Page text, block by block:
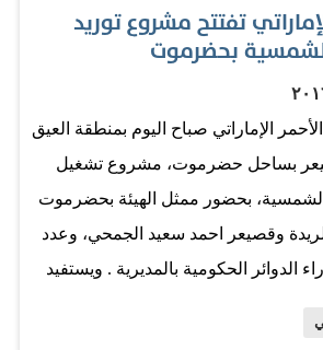
تفتتح مشروع توريد
بحضرموت
الإماراتي صباح اليوم بمنطقة العيق
بساحل حضرموت، مشروع تشغيل
الشمسية، بحضور ممثل الهيئة بحضرموت
وقصيعر احمد سعيد الجمحي، وعدد
الدوائر الحكومية بالمديرية . ويستفيد